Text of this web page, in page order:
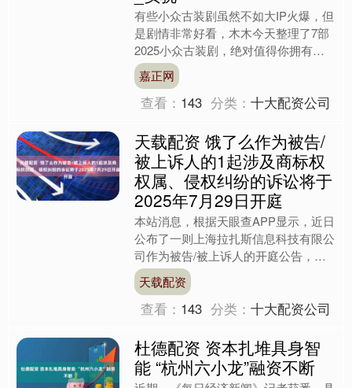
有些小众古装剧虽然不如大IP火爆，但
是剧情非常好看，木木今天整理了7部
2025小众古装剧，绝对值得你拥有！
1. 《似锦》主演：景甜、张晚意 介
绍：这是一部女主....
嘉正网
查看： 143 分类：十大配资公司
天载配资 饿了么作为被告/
被上诉人的1起涉及商标权
权属、侵权纠纷的诉讼将于
2025年7月29日开庭
本站消息，根据天眼查APP显示，近日
公布了一则上海拉扎斯信息科技有限公
司作为被告/被上诉人的开庭公告，详
细内容如下： 案号：（2025）沪0117
民初15471....
天载配资
查看： 143 分类：十大配资公司
杜德配资 资本扎堆具身智
能 “杭州六小龙”融资不断